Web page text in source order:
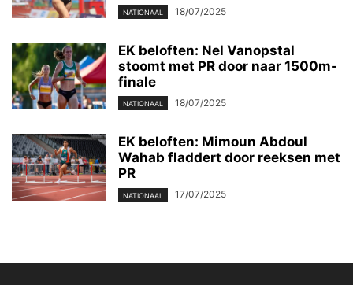
NATIONAAL 18/07/2025
EK beloften: Nel Vanopstal
stoomt met PR door naar 1500m-
finale
NATIONAAL 18/07/2025
EK beloften: Mimoun Abdoul
Wahab fladdert door reeksen met
PR
NATIONAAL 17/07/2025